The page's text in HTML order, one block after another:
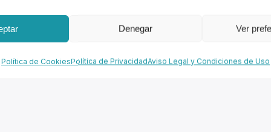
Denegar Ver
Política de CookiesPolítica de PrivacidadAviso Legal y Condiciones de Uso